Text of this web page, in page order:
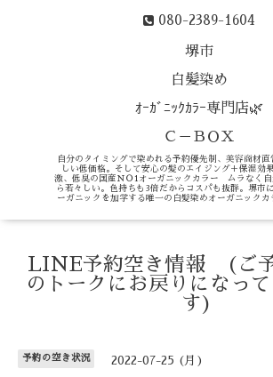
080-2389-1604
堺市
白髪染め
ｵｰｶﾞﾆｯｸｶﾗｰ専門店🌿
Ｃ－ＢＯＸ
自分のタイミングで染めれる予約優先制、美容商材
しい低価格。そして安心の髪のエイジング＋保湿効
激、低臭の国産ＮＯ1オーガニックカラー ムラなく
ら若々しい。色持ちも3倍だからコスパも抜群。堺市
ーガニックを加学する唯一の白髪染めオーガニックカ
LINE予約空き情報 (ご
のトークにお戻りになっ
す)
予約の空き状況 2022-07-25 (月)